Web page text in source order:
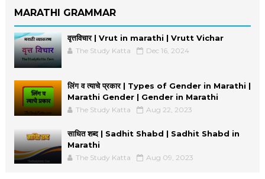
MARATHI GRAMMAR
वृत्तविचार | Vrut in marathi | Vrutt Vichar
The Study Katta Dec 16, 2024
लिंग व त्याचे प्रकार | Types of Gender in Marathi |
Marathi Gender | Gender in Marathi
The Study Katta Aug 22, 2023
साधित शब्द | Sadhit Shabd | Sadhit Shabd in
Marathi
The Study Katta Aug 09, 2023